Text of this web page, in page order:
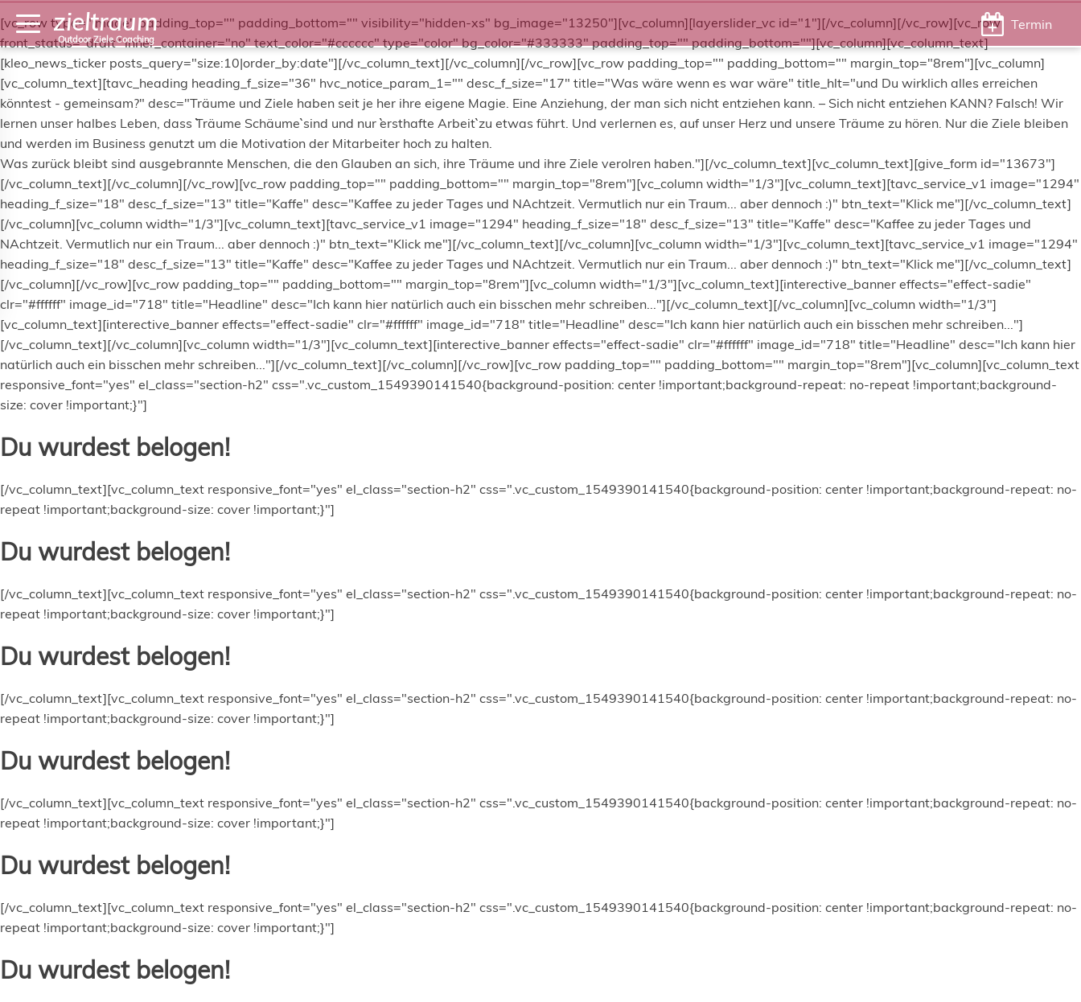
zieltraum
Outdoor Ziele Coaching
Termin
[vc_row type="image" padding_top="" padding_bottom="" visibility="hidden-xs" bg_image="13250"][vc_column][layerslider_vc id="1"][/vc_column][/vc_row][vc_row
front_status="draft" inner_container="no" text_color="#cccccc" type="color" bg_color="#333333" padding_top="" padding_bottom=""][vc_column][vc_column_text]
[kleo_news_ticker posts_query="size:10|order_by:date"][/vc_column_text][/vc_column][/vc_row][vc_row padding_top="" padding_bottom="" margin_top="8rem"][vc_column]
[vc_column_text][tavc_heading heading_f_size="36" hvc_notice_param_1="" desc_f_size="17" title="Was wäre wenn es war wäre" title_hlt="und Du wirklich alles erreichen
könntest - gemeinsam?" desc="Träume und Ziele haben seit je her ihre eigene Magie. Eine Anziehung, der man sich nicht entziehen kann. – Sich nicht entziehen KANN? Falsch! Wir
lernen unser halbes Leben, dass ``Träume Schäume`` sind und nur ``ersthafte Arbeit`` zu etwas führt. Und verlernen es, auf unser Herz und unsere Träume zu hören. Nur die Ziele bleiben
und werden im Business genutzt um die Motivation der Mitarbeiter hoch zu halten.
Was zurück bleibt sind ausgebrannte Menschen, die den Glauben an sich, ihre Träume und ihre Ziele verolren haben."][/vc_column_text][vc_column_text][give_form id="13673"]
[/vc_column_text][/vc_column][/vc_row][vc_row padding_top="" padding_bottom="" margin_top="8rem"][vc_column width="1/3"][vc_column_text][tavc_service_v1 image="1294"
heading_f_size="18" desc_f_size="13" title="Kaffe" desc="Kaffee zu jeder Tages und NAchtzeit. Vermutlich nur ein Traum... aber dennoch :)" btn_text="Klick me"][/vc_column_text]
[/vc_column][vc_column width="1/3"][vc_column_text][tavc_service_v1 image="1294" heading_f_size="18" desc_f_size="13" title="Kaffe" desc="Kaffee zu jeder Tages und
NAchtzeit. Vermutlich nur ein Traum... aber dennoch :)" btn_text="Klick me"][/vc_column_text][/vc_column][vc_column width="1/3"][vc_column_text][tavc_service_v1 image="1294"
heading_f_size="18" desc_f_size="13" title="Kaffe" desc="Kaffee zu jeder Tages und NAchtzeit. Vermutlich nur ein Traum... aber dennoch :)" btn_text="Klick me"][/vc_column_text]
[/vc_column][/vc_row][vc_row padding_top="" padding_bottom="" margin_top="8rem"][vc_column width="1/3"][vc_column_text][interective_banner effects="effect-sadie"
clr="#ffffff" image_id="718" title="Headline" desc="Ich kann hier natürlich auch ein bisschen mehr schreiben..."][/vc_column_text][/vc_column][vc_column width="1/3"]
[vc_column_text][interective_banner effects="effect-sadie" clr="#ffffff" image_id="718" title="Headline" desc="Ich kann hier natürlich auch ein bisschen mehr schreiben..."]
[/vc_column_text][/vc_column][vc_column width="1/3"][vc_column_text][interective_banner effects="effect-sadie" clr="#ffffff" image_id="718" title="Headline" desc="Ich kann hier
natürlich auch ein bisschen mehr schreiben..."][/vc_column_text][/vc_column][/vc_row][vc_row padding_top="" padding_bottom="" margin_top="8rem"][vc_column][vc_column_text
responsive_font="yes" el_class="section-h2" css=".vc_custom_1549390141540{background-position: center !important;background-repeat: no-repeat !important;background-
size: cover !important;}"]
Du wurdest belogen!
[/vc_column_text][vc_column_text responsive_font="yes" el_class="section-h2" css=".vc_custom_1549390141540{background-position: center !important;background-repeat: no-
repeat !important;background-size: cover !important;}"]
Du wurdest belogen!
[/vc_column_text][vc_column_text responsive_font="yes" el_class="section-h2" css=".vc_custom_1549390141540{background-position: center !important;background-repeat: no-
repeat !important;background-size: cover !important;}"]
Du wurdest belogen!
[/vc_column_text][vc_column_text responsive_font="yes" el_class="section-h2" css=".vc_custom_1549390141540{background-position: center !important;background-repeat: no-
repeat !important;background-size: cover !important;}"]
Du wurdest belogen!
[/vc_column_text][vc_column_text responsive_font="yes" el_class="section-h2" css=".vc_custom_1549390141540{background-position: center !important;background-repeat: no-
repeat !important;background-size: cover !important;}"]
Du wurdest belogen!
[/vc_column_text][vc_column_text responsive_font="yes" el_class="section-h2" css=".vc_custom_1549390141540{background-position: center !important;background-repeat: no-
repeat !important;background-size: cover !important;}"]
Du wurdest belogen!